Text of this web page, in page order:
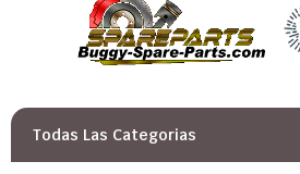
Todas Las Categorias